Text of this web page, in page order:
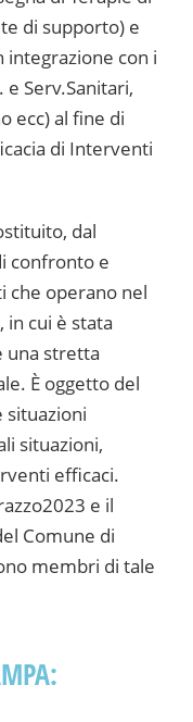
di supporto) e
integrazione con i
Serv.Sanitari,
ecc) al fine di
di Interventi
dal
confronto e
che operano nel
in cui è stata
una stretta
È oggetto del
situazioni
situazioni,
efficaci.
e il
Comune di
membri di tale